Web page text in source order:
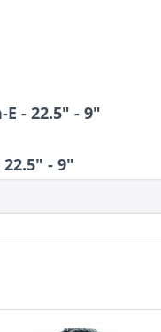
- 22.5" - 9"
- 9"